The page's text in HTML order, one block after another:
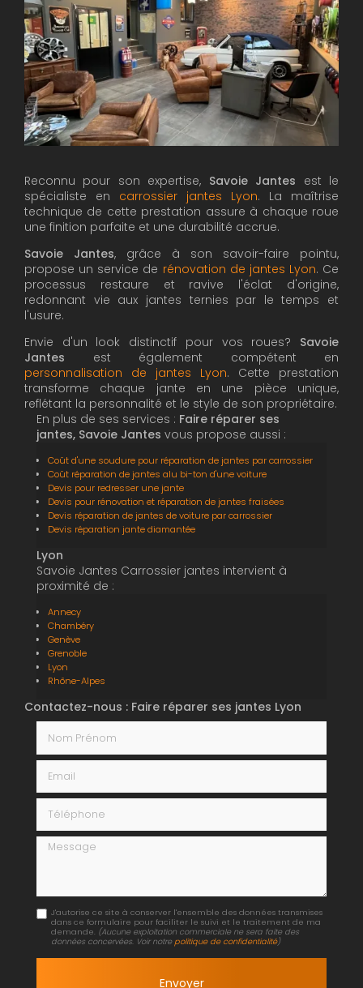
Reconnu pour son expertise, Savoie Jantes est le
spécialiste en carrossier jantes Lyon. La maîtrise
technique de cette prestation assure à chaque roue
une finition parfaite et une durabilité accrue.
Savoie Jantes, grâce à son savoir-faire pointu,
propose un service de rénovation de jantes Lyon. Ce
processus restaure et ravive l'éclat d'origine,
redonnant vie aux jantes ternies par le temps et
l'usure.
Envie d'un look distinctif pour vos roues? Savoie
Jantes est également compétent en
personnalisation de jantes Lyon. Cette prestation
transforme chaque jante en une pièce unique,
reflétant la personnalité et le style de son propriétaire.
En plus de ses services : Faire réparer ses
jantes, Savoie Jantes vous propose aussi :
Coût d'une soudure pour réparation de jantes par carrossier
Coût réparation de jantes alu bi-ton d'une voiture
Devis pour redresser une jante
Devis pour rénovation et réparation de jantes fraisées
Devis réparation de jantes de voiture par carrossier
Devis réparation jante diamantée
Lyon
Savoie Jantes Carrossier jantes intervient à
proximité de :
Annecy
Chambéry
Genève
Grenoble
Lyon
Rhône-Alpes
Contactez-nous : Faire réparer ses jantes Lyon
Message
J'autorise ce site à conserver l'ensemble des données transmises
dans ce formulaire pour faciliter le suivi et le traitement de ma
demande. (Aucune exploitation commerciale ne sera faite des
données concervées. Voir notrepolitique de confidentialité)